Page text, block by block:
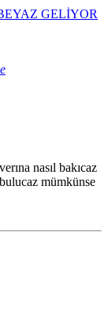
GELİYOR
nasıl bakıcaz
mümkünse